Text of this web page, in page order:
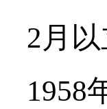
2月
1958